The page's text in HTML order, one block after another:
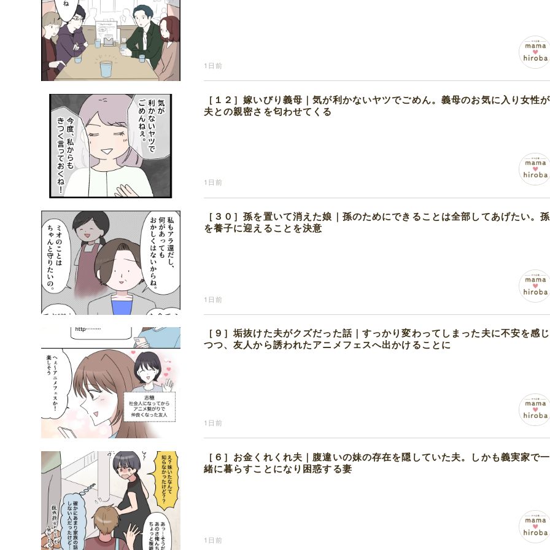
1日前
［１２］嫁いびり義母｜気が利かないヤツでごめん。義母のお気に入り女性が
夫との親密さを匂わせてくる
1日前
［３０］孫を置いて消えた娘｜孫のためにできることは全部してあげたい。孫
を養子に迎えることを決意
1日前
［９］垢抜けた夫がクズだった話｜すっかり変わってしまった夫に不安を感じ
つつ、友人から誘われたアニメフェスへ出かけることに
1日前
［６］お金くれくれ夫｜腹違いの妹の存在を隠していた夫。しかも義実家で一
緒に暮らすことになり困惑する妻
1日前